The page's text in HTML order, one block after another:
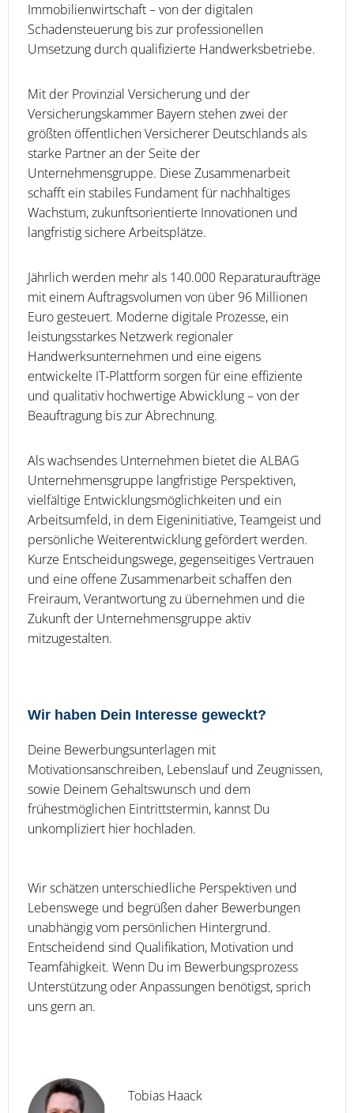
Immobilienwirtschaft – von der digitalen
Schadensteuerung bis zur professionellen
Umsetzung durch qualifizierte Handwerksbetriebe.
Mit der Provinzial Versicherung und der
Versicherungskammer Bayern stehen zwei der
größten öffentlichen Versicherer Deutschlands als
starke Partner an der Seite der
Unternehmensgruppe. Diese Zusammenarbeit
schafft ein stabiles Fundament für nachhaltiges
Wachstum, zukunftsorientierte Innovationen und
langfristig sichere Arbeitsplätze.
Jährlich werden mehr als 140.000 Reparaturaufträge
mit einem Auftragsvolumen von über 96 Millionen
Euro gesteuert. Moderne digitale Prozesse, ein
leistungsstarkes Netzwerk regionaler
Handwerksunternehmen und eine eigens
entwickelte IT-Plattform sorgen für eine effiziente
und qualitativ hochwertige Abwicklung – von der
Beauftragung bis zur Abrechnung.
Als wachsendes Unternehmen bietet die ALBAG
Unternehmensgruppe langfristige Perspektiven,
vielfältige Entwicklungsmöglichkeiten und ein
Arbeitsumfeld, in dem Eigeninitiative, Teamgeist und
persönliche Weiterentwicklung gefördert werden.
Kurze Entscheidungswege, gegenseitiges Vertrauen
und eine offene Zusammenarbeit schaffen den
Freiraum, Verantwortung zu übernehmen und die
Zukunft der Unternehmensgruppe aktiv
mitzugestalten.
Wir haben Dein Interesse geweckt?
Deine Bewerbungsunterlagen mit
Motivationsanschreiben, Lebenslauf und Zeugnissen,
sowie Deinem Gehaltswunsch und dem
frühestmöglichen Eintrittstermin, kannst Du
unkompliziert hier hochladen.
Wir schätzen unterschiedliche Perspektiven und
Lebenswege und begrüßen daher Bewerbungen
unabhängig vom persönlichen Hintergrund.
Entscheidend sind Qualifikation, Motivation und
Teamfähigkeit. Wenn Du im Bewerbungsprozess
Unterstützung oder Anpassungen benötigst, sprich
uns gern an.
Tobias Haack